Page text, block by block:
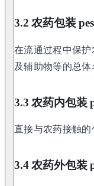
3.2 农药包装
在流通过程中保
及辅助物等的总体
3.3 农药内包装
直接与农药接触的
3.4 农药外包装